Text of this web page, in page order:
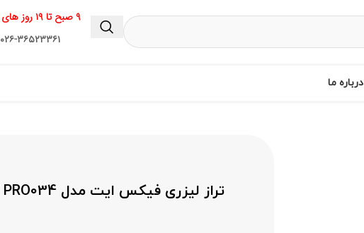
۹ صبح تا ۱۹ روز های کاری
۰۲۶-۳۶۵۲۳۳۶۱
درباره ما
تراز لیزری فیکس ایت مدل PRO034 کاره